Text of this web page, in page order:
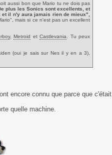
aussi bon que Mario tu ne dois pas
plus les Sonics sont excellents, et
il n'y aura jamais rien de mieux",
mais si ce n'est pas un excellent
,Metroid etCastlevania
. Tu peux
(oui je sais sur Nes il y en a 3),
surtout en mode auto-
encore connu que parce que c'était
quelle machine.